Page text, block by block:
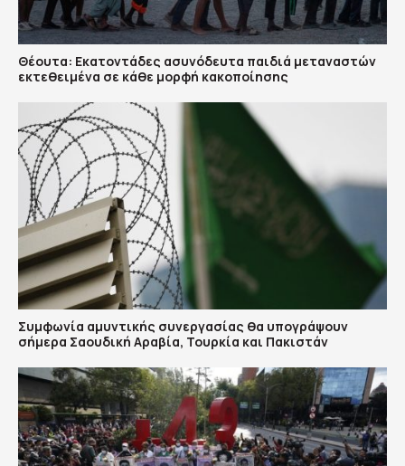
Θέουτα: Εκατοντάδες ασυνόδευτα παιδιά μεταναστών
εκτεθειμένα σε κάθε μορφή κακοποίησης
Συμφωνία αμυντικής συνεργασίας θα υπογράψουν
σήμερα Σαουδική Αραβία, Τουρκία και Πακιστάν